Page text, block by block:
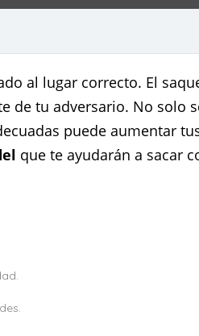
al lugar correcto. El
de tu adversario. No solo
puede aumentar
que te ayudarán a sacar